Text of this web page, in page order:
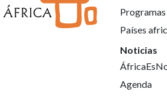
Países
Noticias
Agenda